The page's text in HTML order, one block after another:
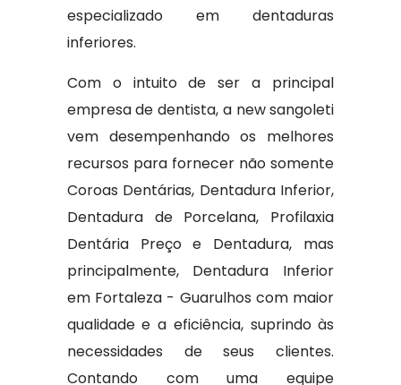
especializado em dentaduras
inferiores.
Com o intuito de ser a principal
empresa de dentista, a new sangoleti
vem desempenhando os melhores
recursos para fornecer não somente
Coroas Dentárias, Dentadura Inferior,
Dentadura de Porcelana, Profilaxia
Dentária Preço e Dentadura, mas
principalmente, Dentadura Inferior
em Fortaleza - Guarulhos com maior
qualidade e a eficiência, suprindo às
necessidades de seus clientes.
Contando com uma equipe